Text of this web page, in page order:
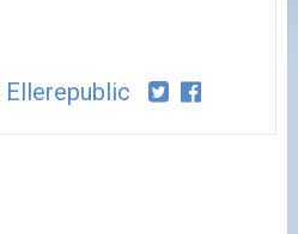
Ellerepublic